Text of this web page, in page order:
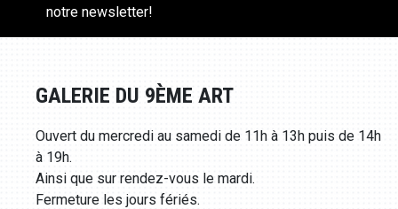
notre newsletter!
GALERIE DU 9ÈME ART
Ouvert du mercredi au samedi de 11h à 13h puis de 14h
à 19h.
Ainsi que sur rendez-vous le mardi.
Fermeture les jours fériés.